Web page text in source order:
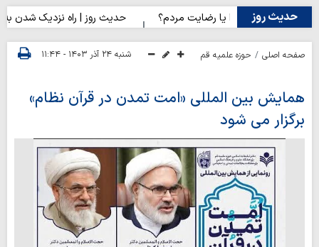
حدیث روز
| رضایت خدا یا رضایت مردم؟ حدیث روز | راه نزدیک شدن به
صفحه اصلی حوزه علمیه قم شنبه ۲۴ آذر ۱۴۰۳ - ۱۱:۴۴
همایش بین المللی «امت تمدن در قرآن نظام»
برگزار می شود